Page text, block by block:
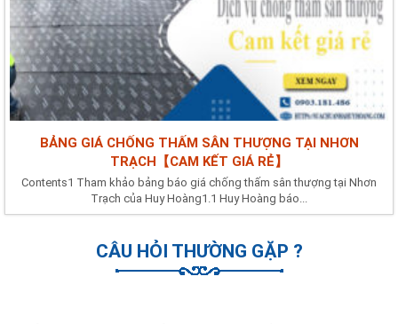
BẢNG GIÁ CHỐNG THẤM SÂN THƯỢNG TẠI NHƠN
TRẠCH【CAM KẾT GIÁ RẺ】
Contents1 Tham khảo bảng báo giá chống thấm sân thượng tại Nhơn
Trạch của Huy Hoàng1.1 Huy Hoàng báo...
CÂU HỎI THƯỜNG GẶP ?